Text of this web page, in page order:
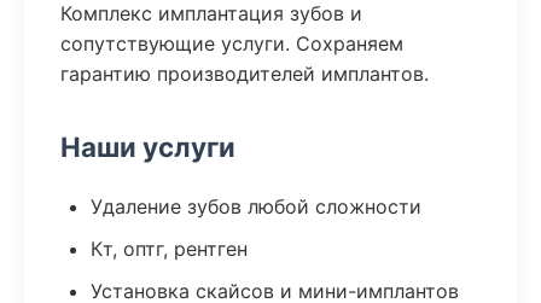
Комплекс имплантация зубов и
сопутствующие услуги. Сохраняем
гарантию производителей имплантов.
Наши услуги
Удаление зубов любой сложности
Кт, оптг, рентген
Установка скайсов и мини-имплантов